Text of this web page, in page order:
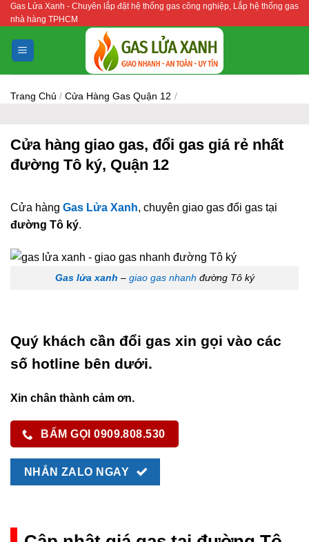
Bỏ
qua
nội
dung
Gas Lửa Xanh - Chuyên lắp đặt hệ thống gas công nghiệp, Lắp hệ thống gas
nhà hàng TPHCM
Trang Chủ / Cửa Hàng Gas Quận 12 /
Cửa hàng giao gas, đổi gas giá rẻ nhất
đường Tô ký, Quận 12
Cửa hàng Gas Lửa Xanh, chuyên giao gas đổi gas tại
đường Tô ký.
Gas lửa xanh – giao gas nhanh đường Tô ký
Quý khách cần đổi gas xin gọi vào các
số hotline bên dưới.
Xin chân thành cảm ơn.
BẤM GỌI 0909.808.530
NHẮN ZALO NGAY